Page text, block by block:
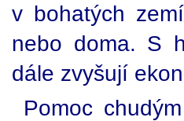
v bohatých
nebo doma. S
dále zvyšují
Pomoc